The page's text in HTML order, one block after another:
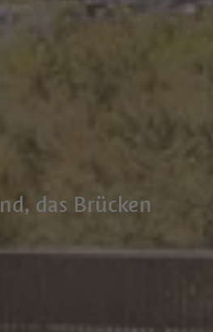
das Brücken